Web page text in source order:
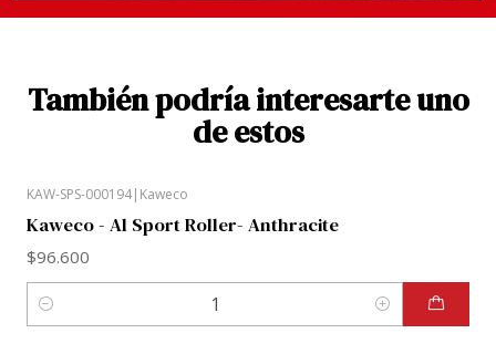
También podría interesarte uno
de estos
KAW-SPS-000194| Kaweco
Kaweco - Al Sport Roller- Anthracite
$96.600
Cantidad